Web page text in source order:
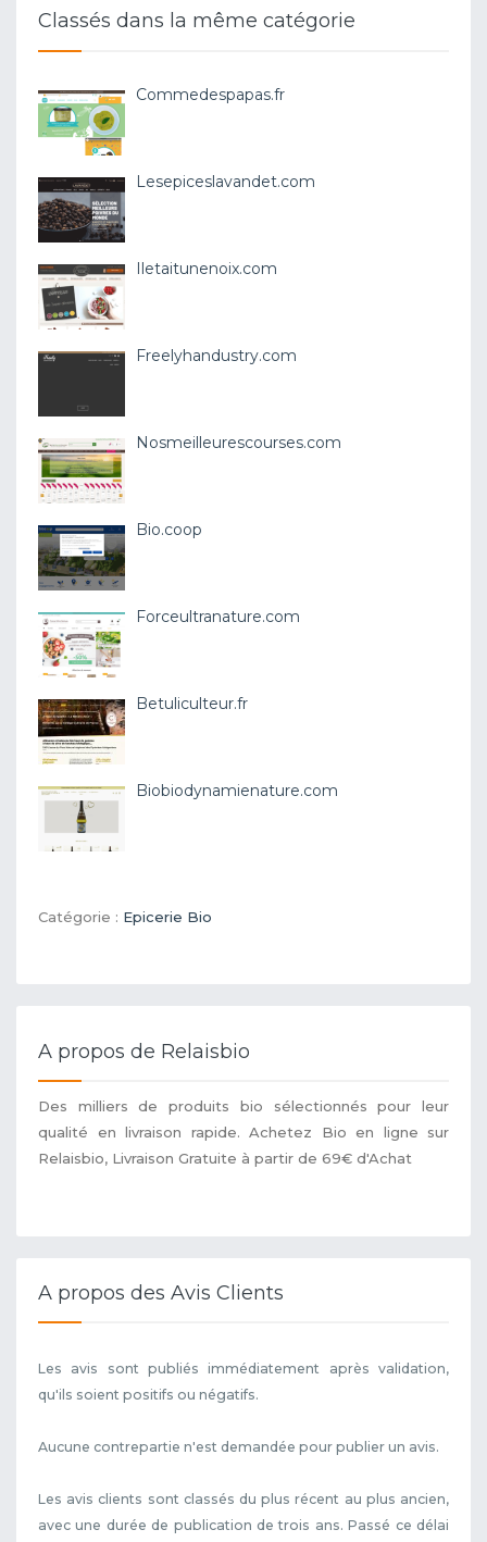
Classés dans la même catégorie
Commedespapas.fr
Lesepiceslavandet.com
Iletaitunenoix.com
Freelyhandustry.com
Nosmeilleurescourses.com
Bio.coop
Forceultranature.com
Betuliculteur.fr
Biobiodynamienature.com
Catégorie : Epicerie Bio
A propos de Relaisbio
Des milliers de produits bio sélectionnés pour leur
qualité en livraison rapide. Achetez Bio en ligne sur
Relaisbio, Livraison Gratuite à partir de 69€ d'Achat
A propos des Avis Clients
Les avis sont publiés immédiatement après validation,
qu'ils soient positifs ou négatifs.
Aucune contrepartie n'est demandée pour publier un avis.
Les avis clients sont classés du plus récent au plus ancien,
avec une durée de publication de trois ans. Passé ce délai